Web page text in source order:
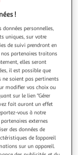
multicolore
cm Dimensions 3 :
x P. 25 x H. 20
: 9,8 kg pour
ce produit ?
!
personnelles,
uniques, sur votre
de suivi prendront en
partenaires traitons
elles seront
il est possible que
ne soient pas pertinents
modifier vos choix ou
sur le lien "Gérer
fait auront un effet
vous à notre
externes
des données de
de l’appareil
sur un appareil.